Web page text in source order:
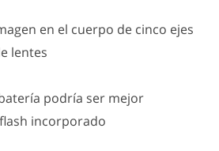
en el cuerpo de cinco ejes
lentes
podría ser mejor
incorporado